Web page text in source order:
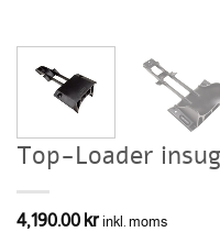
Top-Loader
4,190.00 kr inkl. moms